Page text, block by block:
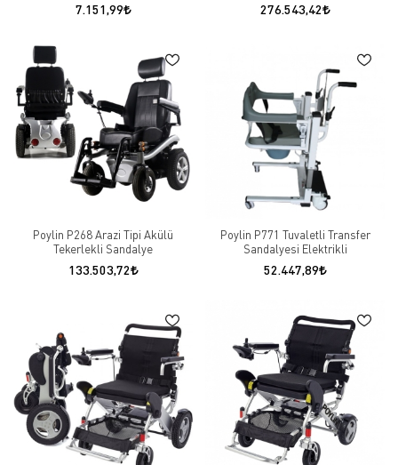
7.151,99 276.543,42
Poylin P268 Arazi Tipi Akülü
Tekerlekli Sandalye
133.503,72
Poylin P771 Tuvaletli Transfer
Sandalyesi Elektrikli
52.447,89